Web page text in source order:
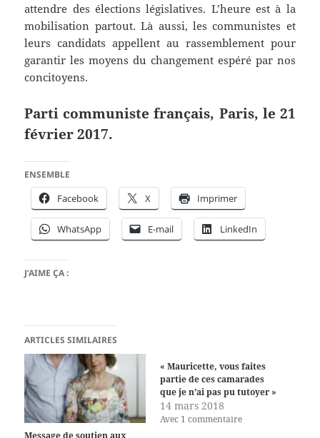
attendre des élections législatives. L’heure est à la
mobilisation partout. Là aussi, les communistes et
leurs candidats appellent au rassemblement pour
garantir les moyens du changement espéré par nos
concitoyens.
Parti communiste français, Paris, le 21
février 2017.
ENSEMBLE
Facebook X Imprimer
WhatsApp E-mail LinkedIn
J’AIME ÇA :
ARTICLES SIMILAIRES
« Mauricette, vous faites
partie de ces camarades
que je n’ai pas pu tutoyer »
14 mars 2018
Avec 1 commentaire